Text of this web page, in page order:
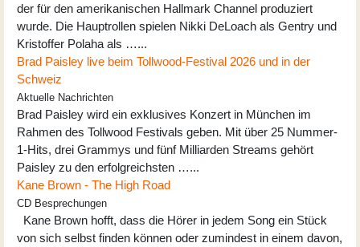
der für den amerikanischen Hallmark Channel produziert
wurde. Die Hauptrollen spielen Nikki DeLoach als Gentry und
Kristoffer Polaha als …...
Brad Paisley live beim Tollwood-Festival 2026 und in der
Schweiz
Aktuelle Nachrichten
Brad Paisley wird ein exklusives Konzert in München im
Rahmen des Tollwood Festivals geben. Mit über 25 Nummer-
1-Hits, drei Grammys und fünf Milliarden Streams gehört
Paisley zu den erfolgreichsten …...
Kane Brown - The High Road
CD Besprechungen
Kane Brown hofft, dass die Hörer in jedem Song ein Stück
von sich selbst finden können oder zumindest in einem davon,